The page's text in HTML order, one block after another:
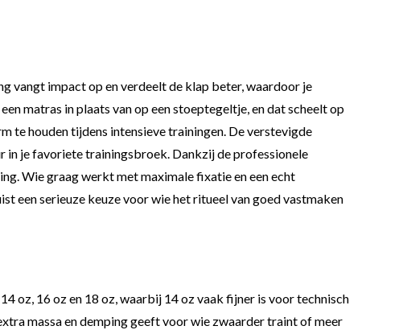
vangt impact op en verdeelt de klap beter, waardoor je
matras in plaats van op een stoeptegeltje, en dat scheelt op
te houden tijdens intensieve trainingen. De verstevigde
in je favoriete trainingsbroek. Dankzij de professionele
Wie graag werkt met maximale fixatie en een echt
een serieuze keuze voor wie het ritueel van goed vastmaken
oz, 16 oz en 18 oz, waarbij 14 oz vaak fijner is voor technisch
massa en demping geeft voor wie zwaarder traint of meer